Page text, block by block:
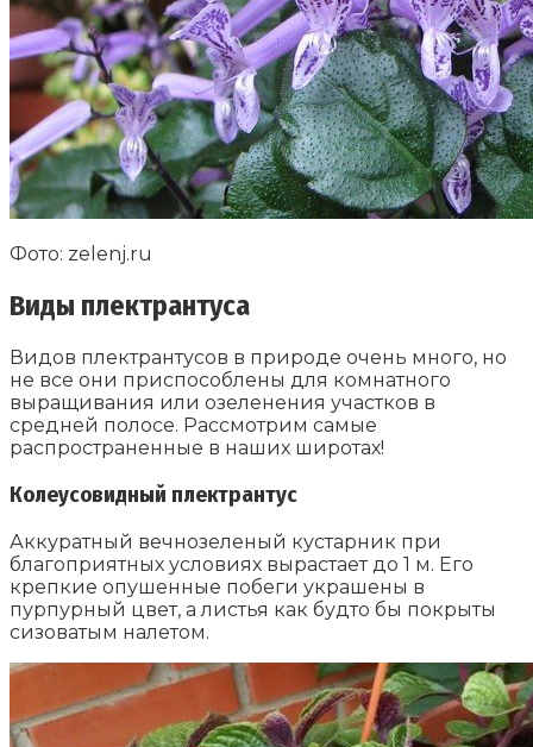
Фото: zelenj.ru
Виды плектрантуса
Видов плектрантусов в природе очень много, но
не все они приспособлены для комнатного
выращивания или озеленения участков в
средней полосе. Рассмотрим самые
распространенные в наших широтах!
Колеусовидный плектрантус
Аккуратный вечнозеленый кустарник при
благоприятных условиях вырастает до 1 м. Его
крепкие опушенные побеги украшены в
пурпурный цвет, а листья как будто бы покрыты
сизоватым налетом.